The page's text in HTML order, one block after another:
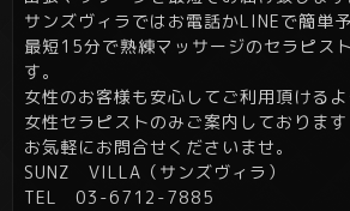
サンズヴィラではお電話かLINEで簡単予
最短15分で熟練マッサージのセラピス
す。
女性のお客様も安心してご利用頂けるよ
女性セラピストのみご案内しておりま
お気軽にお問合せくださいませ。
SUNZ VILLA（サンズヴィラ）
TEL 03-6712-7885